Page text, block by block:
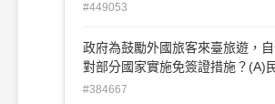
年 1 月 1 日 (B)民國 83 年 1 月 1
#449053
政府為鼓勵外國旅客來臺旅遊，
對部分國家實施免簽證措施？(A)
年 1 月 1 日 (B)民國 83 年 1 月 1
#384667